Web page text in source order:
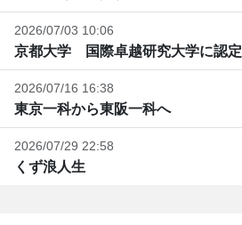
2026/07/03 10:06
京都大学 国際卓越研究大学に認定
2026/07/16 16:38
東京一科から東阪一科へ
2026/07/29 22:58
くず浪人生